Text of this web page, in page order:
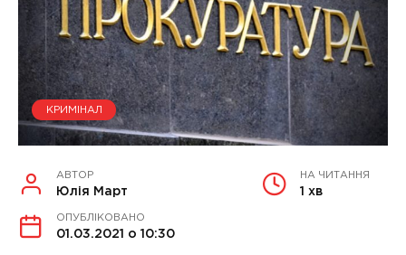
КРИМІНАЛ
АВТОР
Юлія Март
НА ЧИТАННЯ
1 хв
ОПУБЛІКОВАНО
01.03.2021 о 10:30